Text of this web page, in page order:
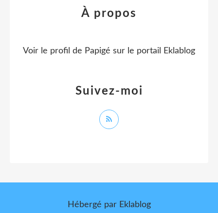
Suivez-moi
À propos
Voir le profil de Papigé sur le portail Eklablog
Hébergé par Eklablog